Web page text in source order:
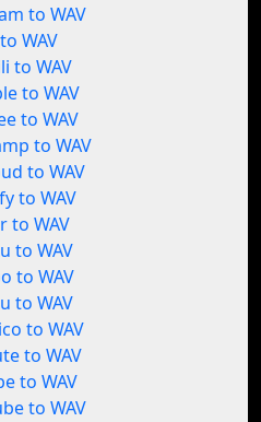
to WAV
WAV
to WAV
to WAV
to WAV
to WAV
to WAV
to WAV
to WAV
to WAV
to WAV
to WAV
to WAV
to WAV
to WAV
to WAV